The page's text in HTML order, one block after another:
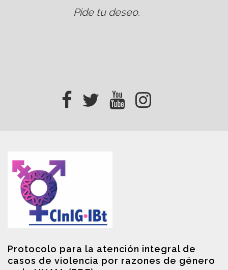
Pide tu deseo.
Protocolo para la atención integral de
casos de violencia por razones de género